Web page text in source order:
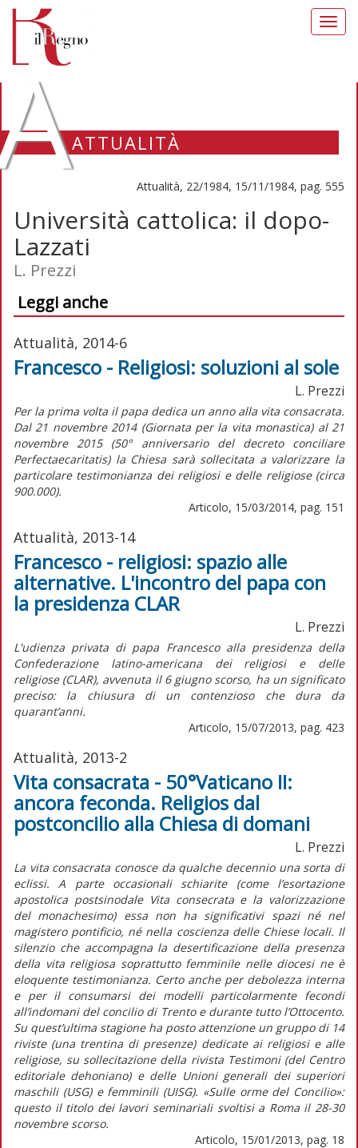
ATTUALITÀ
Attualità, 22/1984, 15/11/1984, pag. 555
Università cattolica: il dopo-
Lazzati
L. Prezzi
Leggi anche
Attualità, 2014-6
Francesco - Religiosi: soluzioni al sole
L. Prezzi
Per la prima volta il papa dedica un anno alla vita consacrata.
Dal 21 novembre 2014 (Giornata per la vita monastica) al 21
novembre 2015 (50° anniversario del decreto conciliare
Perfectaecaritatis) la Chiesa sarà sollecitata a valorizzare la
particolare testimonianza dei religiosi e delle religiose (circa
900.000).
Articolo, 15/03/2014, pag. 151
Attualità, 2013-14
Francesco - religiosi: spazio alle
alternative. L'incontro del papa con
la presidenza CLAR
L. Prezzi
L'udienza privata di papa Francesco alla presidenza della
Confederazione latino-americana dei religiosi e delle
religiose (CLAR), avvenuta il 6 giugno scorso, ha un significato
preciso: la chiusura di un contenzioso che dura da
quarant’anni.
Articolo, 15/07/2013, pag. 423
Attualità, 2013-2
Vita consacrata - 50°Vaticano II:
ancora feconda. Religios dal
postconcilio alla Chiesa di domani
L. Prezzi
La vita consacrata conosce da qualche decennio una sorta di
eclissi. A parte occasionali schiarite (come l’esortazione
apostolica postsinodale Vita consecrata e la valorizzazione
del monachesimo) essa non ha significativi spazi né nel
magistero pontificio, né nella coscienza delle Chiese locali. Il
silenzio che accompagna la desertificazione della presenza
della vita religiosa soprattutto femminile nelle diocesi ne è
eloquente testimonianza. Certo anche per debolezza interna
e per il consumarsi dei modelli particolarmente fecondi
all’indomani del concilio di Trento e durante tutto l’Ottocento.
Su quest’ultima stagione ha posto attenzione un gruppo di 14
riviste (una trentina di presenze) dedicate ai religiosi e alle
religiose, su sollecitazione della rivista Testimoni (del Centro
editoriale dehoniano) e delle Unioni generali dei superiori
maschili (USG) e femminili (UISG). «Sulle orme del Concilio»:
questo il titolo dei lavori seminariali svoltisi a Roma il 28-30
novembre scorso.
Articolo, 15/01/2013, pag. 18